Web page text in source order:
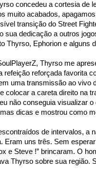
concedeu a cortesia de
muito acabados,
transição do Street
sua dedicação a outros
Thyrso, Ephorion e alguns
Thyrso me
refeição reforçada favorita
uma transmissão ao vivo
colocar a careta direito na
não conseguia visualizar
dicas e mostrou como
de intervalos, a
Eram uns três. Sem
e Steve !” brincaram. O
Thyrso sobre sua